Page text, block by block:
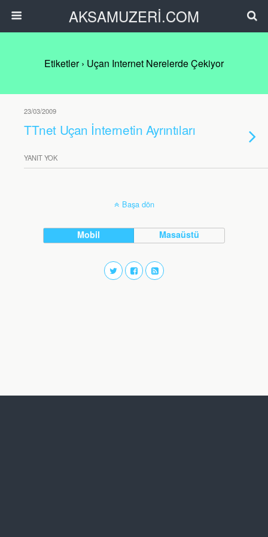
AKSAMUZERİ.COM
Etiketler › Uçan Internet Nerelerde Çekiyor
23/03/2009
TTnet Uçan İnternetin Ayrıntıları
YANIT YOK
Başa dön
Mobil Masaüstü